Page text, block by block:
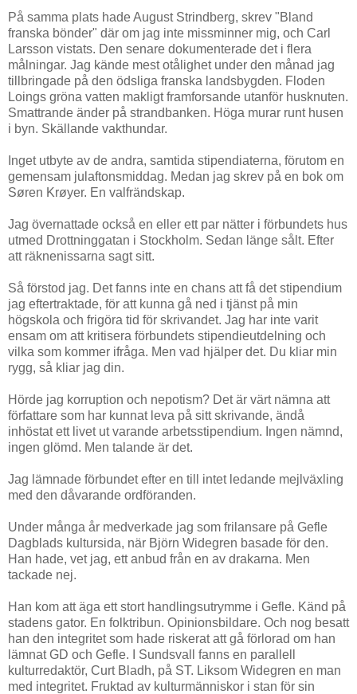
På samma plats hade August Strindberg, skrev "Bland
franska bönder" där om jag inte missminner mig, och Carl
Larsson vistats. Den senare dokumenterade det i flera
målningar. Jag kände mest otålighet under den månad jag
tillbringade på den ödsliga franska landsbygden. Floden
Loings gröna vatten makligt framforsande utanför husknuten.
Smattrande änder på strandbanken. Höga murar runt husen
i byn. Skällande vakthundar.
Inget utbyte av de andra, samtida stipendiaterna, förutom en
gemensam julaftonsmiddag. Medan jag skrev på en bok om
Søren Krøyer. En valfrändskap.
Jag övernattade också en eller ett par nätter i förbundets hus
utmed Drottninggatan i Stockholm. Sedan länge sålt. Efter
att räknenissarna sagt sitt.
Så förstod jag. Det fanns inte en chans att få det stipendium
jag eftertraktade, för att kunna gå ned i tjänst på min
högskola och frigöra tid för skrivandet. Jag har inte varit
ensam om att kritisera förbundets stipendieutdelning och
vilka som kommer ifråga. Men vad hjälper det. Du kliar min
rygg, så kliar jag din.
Hörde jag korruption och nepotism? Det är värt nämna att
författare som har kunnat leva på sitt skrivande, ändå
inhöstat ett livet ut varande arbetsstipendium. Ingen nämnd,
ingen glömd. Men talande är det.
Jag lämnade förbundet efter en till intet ledande mejlväxling
med den dåvarande ordföranden.
Under många år medverkade jag som frilansare på Gefle
Dagblads kultursida, när Björn Widegren basade för den.
Han hade, vet jag, ett anbud från en av drakarna. Men
tackade nej.
Han kom att äga ett stort handlingsutrymme i Gefle. Känd på
stadens gator. En folktribun. Opinionsbildare. Och nog besatt
han den integritet som hade riskerat att gå förlorad om han
lämnat GD och Gefle. I Sundsvall fanns en parallell
kulturredaktör, Curt Bladh, på ST. Liksom Widegren en man
med integritet. Fruktad av kulturmänniskor i stan för sin